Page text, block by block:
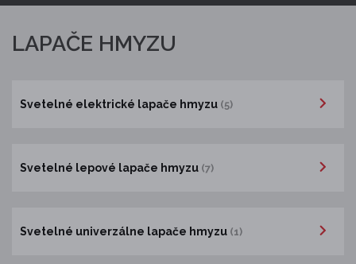
LAPAČE HMYZU
Svetelné elektrické lapače hmyzu (5)
Svetelné lepové lapače hmyzu (7)
Svetelné univerzálne lapače hmyzu (1)